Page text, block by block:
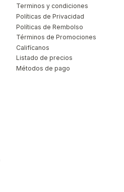
Terminos y condiciones
Políticas de Privacidad
Políticas de Rembolso
Términos de Promociones
Califícanos
Listado de precios
Métodos de pago